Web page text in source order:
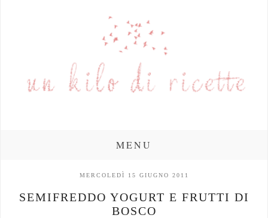
MENU
MERCOLEDÌ 15 GIUGNO 2011
SEMIFREDDO YOGURT E FRUTTI DI
BOSCO